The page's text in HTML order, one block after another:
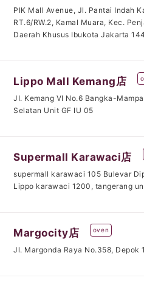
PIK Mall Avenue, Jl. Pantai Indah
RT.6/RW.2, Kamal Muara, Kec.
Daerah Khusus Ibukota Jakarta
Lippo Mall Kemang店
JI. Kemang VI No.6 Bangka-
Selatan Unit GF IU 05
Supermall Karawaci店
supermall karawaci 105 Bulevar
Lippo karawaci 1200, tangerang
Margocity店 oven
Jl. Margonda Raya No.358, Depok